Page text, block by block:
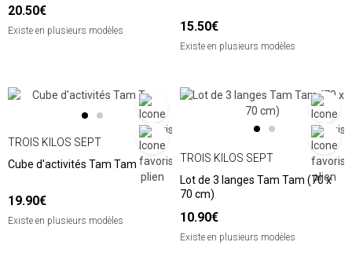
20.50€
Existe en plusieurs modèles 15.50€
Existe en plusieurs modèles
TROIS KILOS SEPT
Cube d'activités Tam Tam
19.90€
Existe en plusieurs modèles
TROIS KILOS SEPT
Lot de 3 langes Tam Tam (70 x
70 cm)
10.90€
Existe en plusieurs modèles